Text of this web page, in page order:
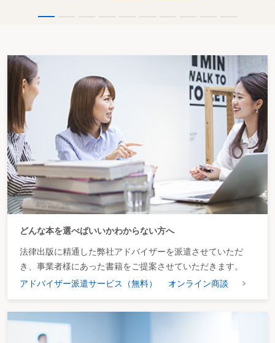
どんな本を選べばいいかわからない方へ
法律出版に精通した弊社アドバイザーを派遣させていただ
き、事業者様にあった書籍をご提案させていただきます。
アドバイザー派遣サービス（無料）
オンライン商談